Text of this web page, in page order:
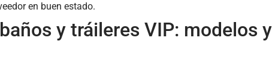
en buen estado.
y tráileres VIP: modelos y